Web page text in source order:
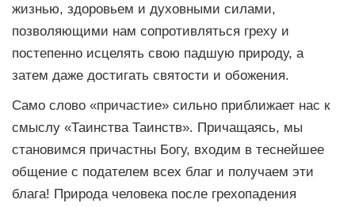
жизнью, здоровьем и духовными силами,
позволяющими нам сопротивляться греху и
постепенно исцелять свою падшую природу, а
затем даже достигать святости и обожения.
Само слово «причастие» сильно приближает нас к
смыслу «Таинства Таинств». Причащаясь, мы
становимся причастны Богу, входим в теснейшее
общение с подателем всех благ и получаем эти
блага! Природа человека после грехопадения